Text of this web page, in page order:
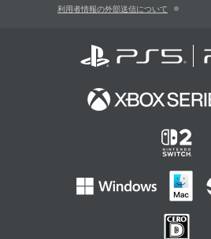
利用者情報の外部送信について